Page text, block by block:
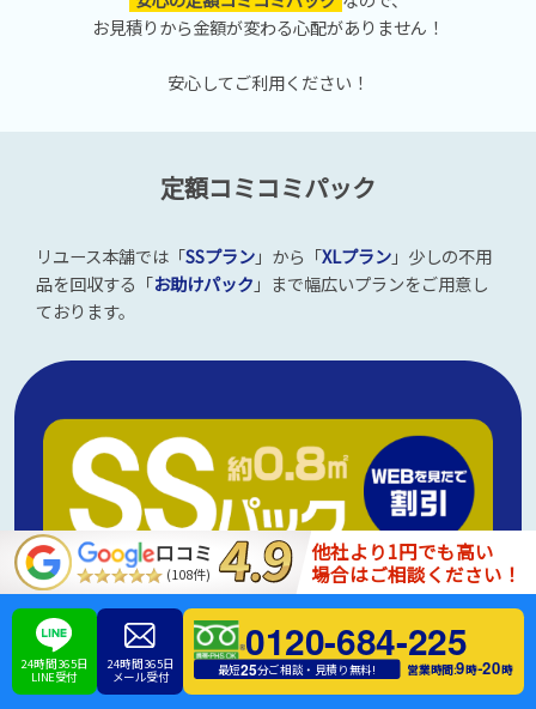
お見積りから金額が変わる心配がありません！
安心してご利用ください！
定額コミコミパック
リユース本舗では「SSプラン」から「XLプラン」少しの不用
品を回収する「お助けパック 」まで幅広いプランをご用意し
ております。
口コミ
(108件)
他社より1円でも高い
場合はご相談ください！
24時間365日
LINE受付
24時間365日
メール受付
0120-684-225
最短25分ご相談・見積り無料! 営業時間:9時-20時